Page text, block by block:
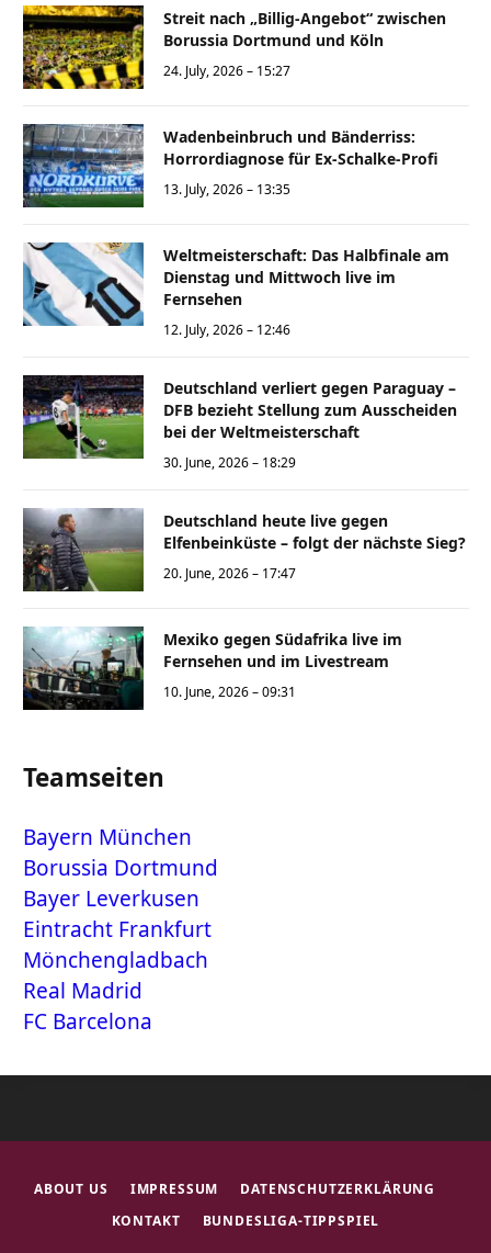
Streit nach „Billig-Angebot“ zwischen
Borussia Dortmund und Köln
24. July, 2026 – 15:27
Wadenbeinbruch und Bänderriss:
Horrordiagnose für Ex-Schalke-Profi
13. July, 2026 – 13:35
Weltmeisterschaft: Das Halbfinale am
Dienstag und Mittwoch live im
Fernsehen
12. July, 2026 – 12:46
Deutschland verliert gegen Paraguay –
DFB bezieht Stellung zum Ausscheiden
bei der Weltmeisterschaft
30. June, 2026 – 18:29
Deutschland heute live gegen
Elfenbeinküste – folgt der nächste Sieg?
20. June, 2026 – 17:47
Mexiko gegen Südafrika live im
Fernsehen und im Livestream
10. June, 2026 – 09:31
Teamseiten
Bayern München
Borussia Dortmund
Bayer Leverkusen
Eintracht Frankfurt
Mönchengladbach
Real Madrid
FC Barcelona
ABOUT US IMPRESSUM
DATENSCHUTZERKLÄRUNG
KONTAKT
BUNDESLIGA-TIPPSPIEL